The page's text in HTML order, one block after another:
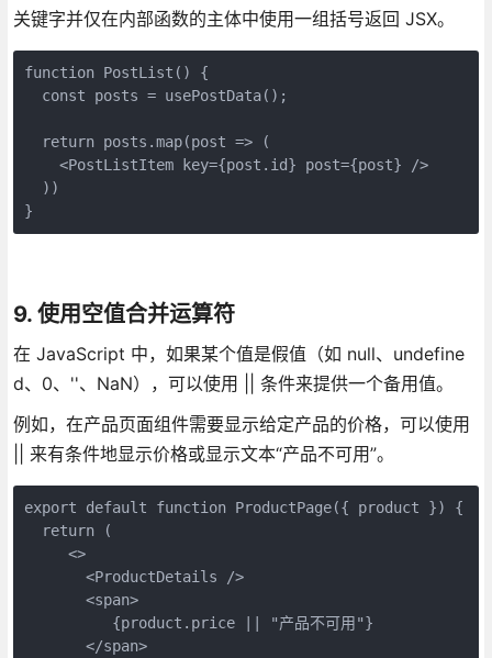
关键字并仅在内部函数的主体中使用一组括号返回 JSX。
function PostList() {
  const posts = usePostData();
  return posts.map(post => (
    <PostListItem key={post.id} post={post} />
  ))
}
9. 使用空值合并运算符
在 JavaScript 中，如果某个值是假值（如 null、undefine
d、0、''、NaN），可以使用 || 条件来提供一个备用值。
例如，在产品页面组件需要显示给定产品的价格，可以使用
|| 来有条件地显示价格或显示文本“产品不可用”。
export default function ProductPage({ product })
  return (
     <>
       <ProductDetails />
       <span>
          {product.price || "产品不可用"}
       </span>